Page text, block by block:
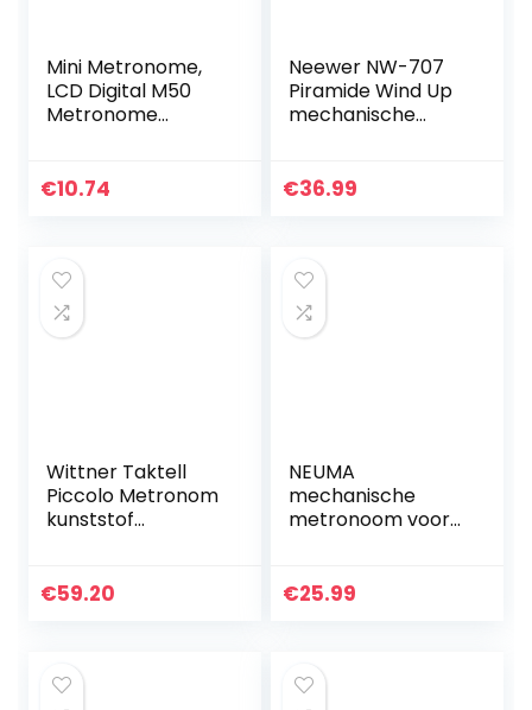
Mini Metronome,
LCD Digital M50
Metronome
Metronome with
€10.74
Neewer NW-707
Piramide Wind Up
mechanische
timing en tempo
€36.99
Wittner Taktell
Piccolo Metronom
kunststof
€59.20
NEUMA
mechanische
metronoom voor
en tempo met luid
€25.99